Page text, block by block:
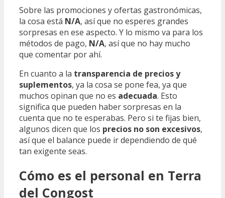
Sobre las promociones y ofertas gastronómicas,
la cosa está N/A, así que no esperes grandes
sorpresas en ese aspecto. Y lo mismo va para los
métodos de pago, N/A, así que no hay mucho
que comentar por ahí.
En cuanto a la transparencia de precios y
suplementos, ya la cosa se pone fea, ya que
muchos opinan que no es adecuada. Esto
significa que pueden haber sorpresas en la
cuenta que no te esperabas. Pero si te fijas bien,
algunos dicen que los precios no son excesivos,
así que el balance puede ir dependiendo de qué
tan exigente seas.
Cómo es el personal en Terra
del Congost